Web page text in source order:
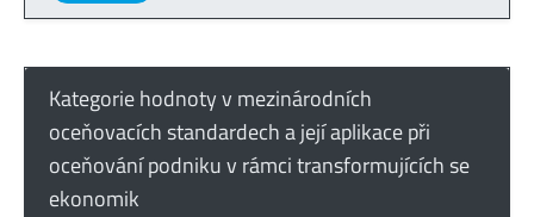
Kategorie hodnoty v mezinárodních
oceňovacích standardech a její aplikace při
oceňování podniku v rámci transformujících se
ekonomik